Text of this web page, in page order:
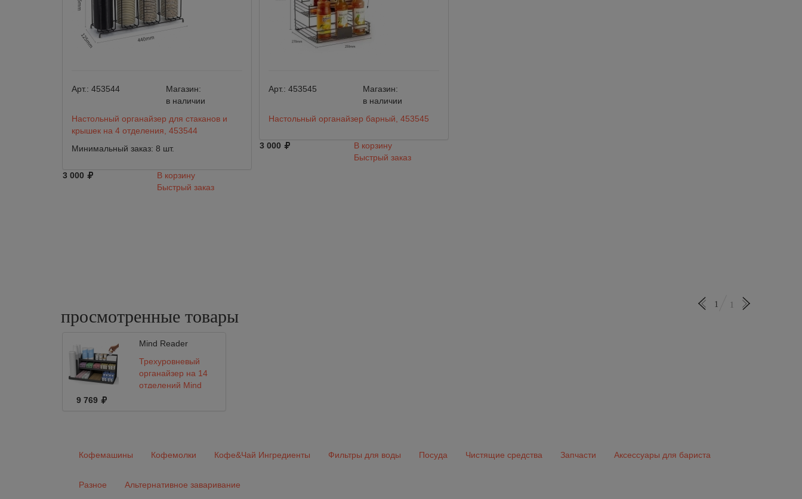
Арт.: 453544
Магазин:
в наличии
Настольный органайзер для стаканов и
крышек на 4 отделения, 453544
Минимальный заказ: 8 шт.
3 000
В корзину
Быстрый заказ
Арт.: 453545
Магазин:
в наличии
Настольный органайзер барный, 453545
3 000
В корзину
Быстрый заказ
просмотренные товары
1 1
Mind Reader
Трехуровневый
органайзер на 14
отделений Mind
9 769
Кофемашины Кофемолки Кофе&Чай Ингредиенты Фильтры для воды Посуда Чистящие средства Запчасти Аксессуары для бариста
Разное Альтернативное заваривание